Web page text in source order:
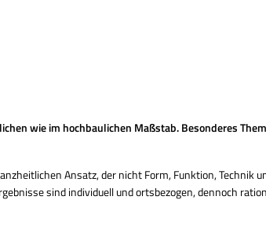
wie im hochbaulichen Maßstab. Besonderes
Ansatz, der nicht Form, Funktion,
sind individuell und ortsbezogen, dennoch